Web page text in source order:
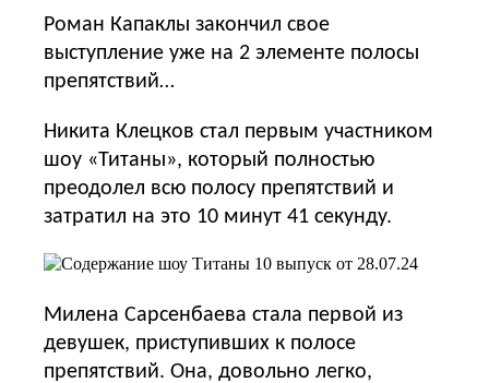
Роман Капаклы закончил свое
выступление уже на 2 элементе полосы
препятствий…
Никита Клецков стал первым участником
шоу «Титаны», который полностью
преодолел всю полосу препятствий и
затратил на это 10 минут 41 секунду.
Милена Сарсенбаева стала первой из
девушек, приступивших к полосе
препятствий. Она, довольно легко,